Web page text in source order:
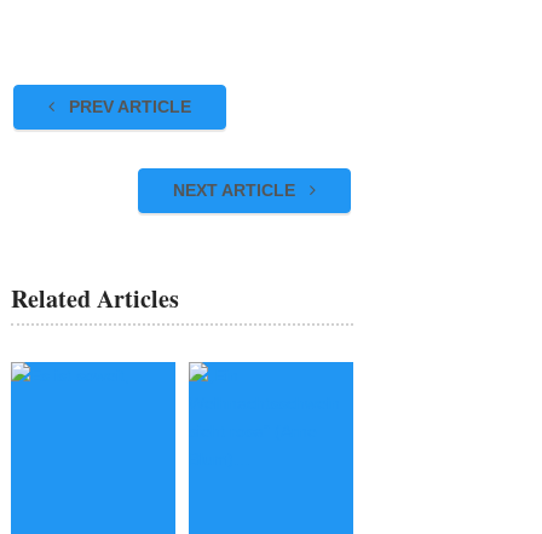
PREV ARTICLE
NEXT ARTICLE
Related Articles